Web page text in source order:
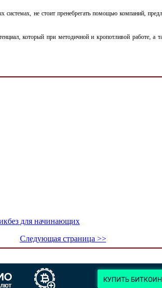
не стоит пренебрегать помощью компаний,
который при методичной и кропотливой работе,
для начинающих
Следующая страница >>